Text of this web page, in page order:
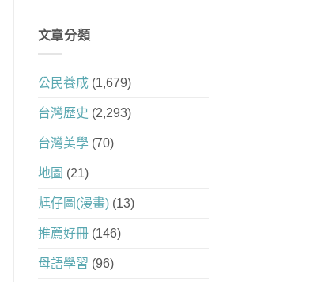
文章分類
公民養成(1,679)
台灣歷史 (2,293)
台灣美學(70)
地圖 (21)
尪仔圖(漫畫)(13)
推薦好冊(146)
母語學習 (96)